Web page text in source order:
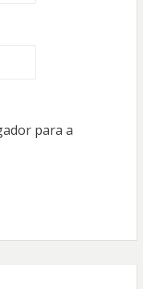
para a